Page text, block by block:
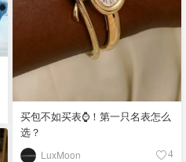
买包不如买表⌚️！第一只名表怎么
选？
LuxMoon 4